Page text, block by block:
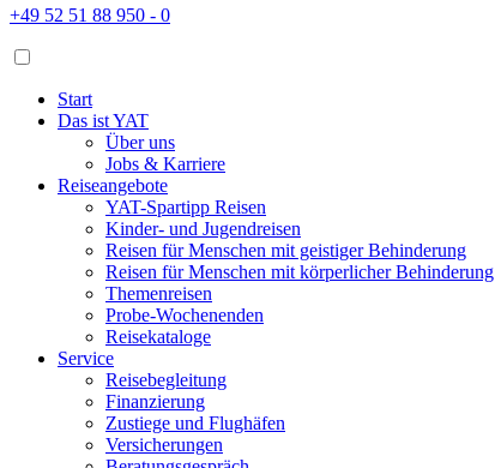
+49 52 51 88 950 - 0
Start
Das ist YAT
Über uns
Jobs & Karriere
Reiseangebote
YAT-Spartipp Reisen
Kinder- und Jugendreisen
Reisen für Menschen mit geistiger Behinderung
Reisen für Menschen mit körperlicher Behinderung
Themenreisen
Probe-Wochenenden
Reisekataloge
Service
Reisebegleitung
Finanzierung
Zustiege und Flughäfen
Versicherungen